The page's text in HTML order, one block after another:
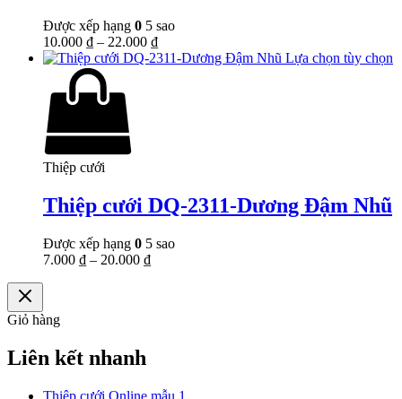
Được xếp hạng 0 5 sao
10.000 ₫ – 22.000 ₫
Lựa chọn tùy chọn
Thiệp cưới
Thiệp cưới DQ-2311-Dương Đậm Nhũ
Được xếp hạng 0 5 sao
7.000 ₫ – 20.000 ₫
Giỏ hàng
Liên kết nhanh
Thiệp cưới Online mẫu 1